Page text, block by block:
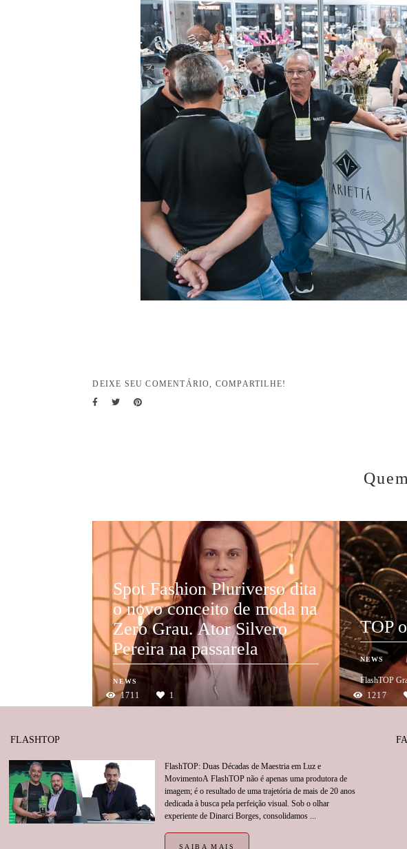
DEIXE SEU COMENTÁRIO, COMPARTILHE!
Spot Fashion Pluriverso dita
o novo conceito de moda na
Zero Grau. Ator Silvero
Pereira na passarela
NEWS
1711 1
TOP
NEWS
FlashTOP
1217
FLASHTOP
FlashTOP: Duas Décadas de Maestria em Luz e
MovimentoA FlashTOP não é apenas uma produtora de
imagem; é o resultado de uma trajetória de mais de 20 anos
dedicada à busca pela perfeição visual. Sob o olhar
experiente de Dinarci Borges, consolidamos ...
SAIBA MAIS